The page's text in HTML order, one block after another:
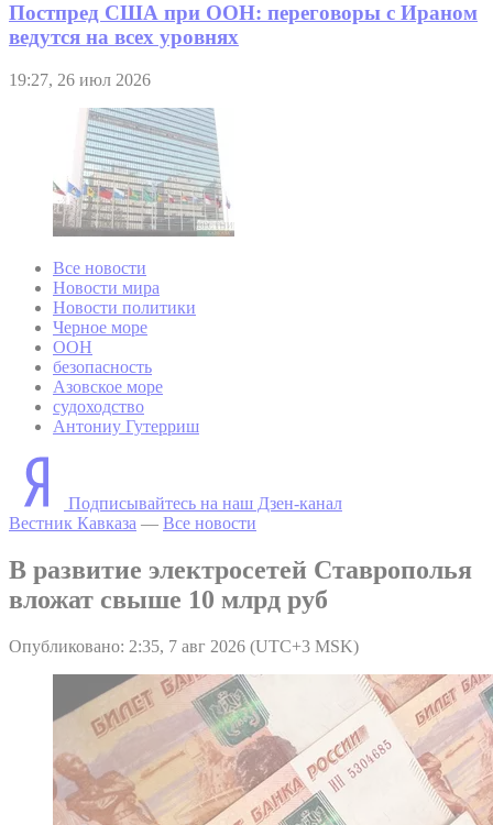
Постпред США при ООН: переговоры с Ираном
ведутся на всех уровнях
19:27, 26 июл 2026
Все новости
Новости мира
Новости политики
Черное море
ООН
безопасность
Азовское море
судоходство
Антониу Гутерриш
Подписывайтесь на наш Дзен-канал
Вестник Кавказа — Все новости
В развитие электросетей Ставрополья
вложат свыше 10 млрд руб
Опубликовано: 2:35, 7 авг 2026 (UTC+3 MSK)